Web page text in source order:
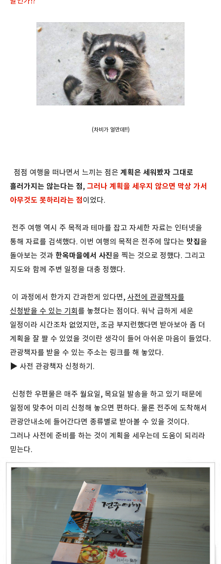
(차비가 얼만데!!)
점점 여행을 떠나면서 느끼는 점은 계획은 세워봤자 그대로
흘러가지는 않는다는 점, 그러나 계획을 세우지 않으면 막상 가서
아무것도 못하리라는 점이었다.
전주 여행 역시 주 목적과 테마를 잡고 자세한 자료는 인터넷을
통해 자료를 검색했다. 이번 여행의 목적은 전주에 많다는 맛집 을
돌아보는 것과 한옥마을에서 사진을 찍는 것으로 정했다. 그리고
지도와 함께 주변 일정을 대충 정했다.
이 과정에서 한가지 간과한게 있다면, 사전에 관광책자를
신청받을 수 있는 기회 를 놓쳤다는 점이다. 워낙 급하게 세운
일정이라 시간조차 없었지만, 조금 부지런했다면 받아보아 좀 더
계획을 잘 짤 수 있었을 것이란 생각이 들어 아쉬운 마음이 들었다.
관광책자를 받을 수 있는 주소는 링크를 해 놓았다.
▶ 사전 관광책자 신청하기.
신청한 우편물은 매주 월요일, 목요일 발송을 하고 있기 때문에
일정에 맞추어 미리 신청해 놓으면 편하다. 물론 전주에 도착해서
관광안내소에 들어간다면 종류별로 받아볼 수 있을 것이다.
그러나 사전에 준비를 하는 것이 계획을 세우는데 도움이 되리라
믿는다.